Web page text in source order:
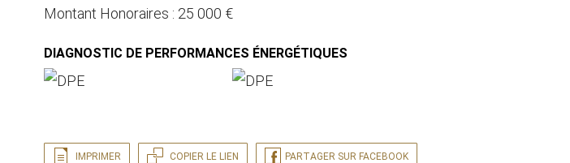
Montant Honoraires : 25 000 €
DIAGNOSTIC DE PERFORMANCES ÉNERGÉTIQUES
IMPRIMER COPIER LE LIEN PARTAGER SUR FACEBOOK